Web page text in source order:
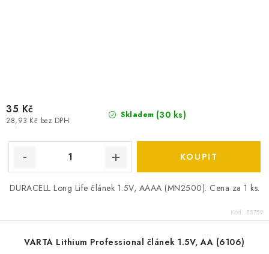
Skladem (30 ks)
28,93 Kč bez DPH
35 Kč
DURACELL Long Life článek 1.5V, AAAA (MN2500). Cena za 1 ks.
Kód: E5759
VARTA Lithium Professional článek 1.5V, AA (6106)